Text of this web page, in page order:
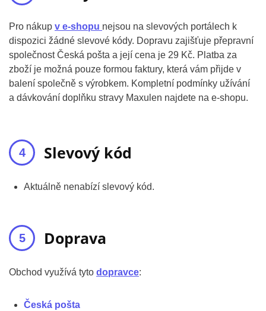
Pro nákup v e-shopu nejsou na slevových portálech k
dispozici žádné slevové kódy. Dopravu zajišťuje přepravní
společnost Česká pošta a její cena je 29 Kč. Platba za
zboží je možná pouze formou faktury, která vám přijde v
balení společně s výrobkem. Kompletní podmínky užívání
a dávkování doplňku stravy Maxulen najdete na e-shopu.
Slevový kód
Aktuálně nenabízí slevový kód.
Doprava
Obchod využívá tyto dopravce:
Česká pošta